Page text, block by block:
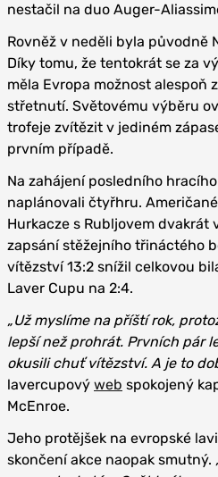
nestačil na duo Auger-
Rovněž v neděli byla původně
Díky tomu, že tentokrát se za
měla Evropa možnost alespoň
střetnutí. Světovému výběru
trofeje zvítězit v jediném
prvním případě.
Na zahájení posledního
naplánovali čtyřhru.
Hurkacze s Rubljovem dvakrát
zapsání stěžejního třináctého
vítězství 13:2 snížil celkovou
Laver Cupu na 2:4.
„Už myslíme na příští rok,
lepší než prohrát. Prvních pár
okusili chuť vítězství. A je to
lavercupový web spokojený
McEnroe.
Jeho protějšek na evropské
skončení akce naopak smutný.